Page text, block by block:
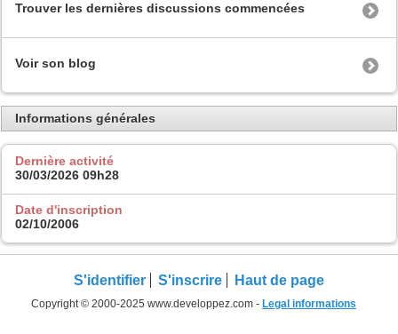
Trouver les dernières discussions commencées
Voir son blog
Informations générales
Dernière activité
30/03/2026 09h28
Date d'inscription
02/10/2006
S'identifier S'inscrire Haut de page
Copyright © 2000-2025 www.developpez.com - Legal informations